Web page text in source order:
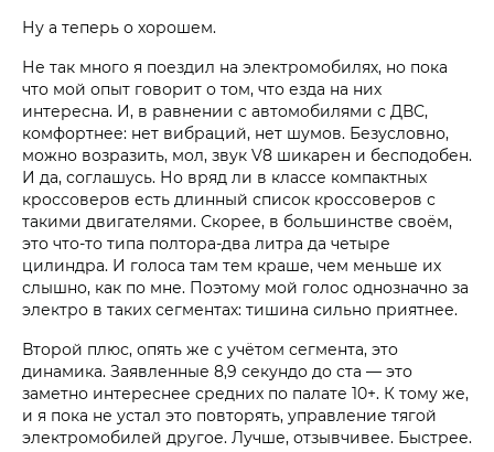
Ну а теперь о хорошем.
Не так много я поездил на электромобилях, но пока
что мой опыт говорит о том, что езда на них
интересна. И, в равнении с автомобилями с ДВС,
комфортнее: нет вибраций, нет шумов. Безусловно,
можно возразить, мол, звук V8 шикарен и бесподобен.
И да, соглашусь. Но вряд ли в классе компактных
кроссоверов есть длинный список кроссоверов с
такими двигателями. Скорее, в большинстве своём,
это что-то типа полтора-два литра да четыре
цилиндра. И голоса там тем краше, чем меньше их
слышно, как по мне. Поэтому мой голос однозначно за
электро в таких сегментах: тишина сильно приятнее.
Второй плюс, опять же с учётом сегмента, это
динамика. Заявленные 8,9 секундо до ста — это
заметно интереснее средних по палате 10+. К тому же,
и я пока не устал это повторять, управление тягой
электромобилей другое. Лучше, отзывчивее. Быстрее.